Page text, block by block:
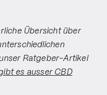
Übersicht über
Ratgeber-Artikel
es ausser CBD